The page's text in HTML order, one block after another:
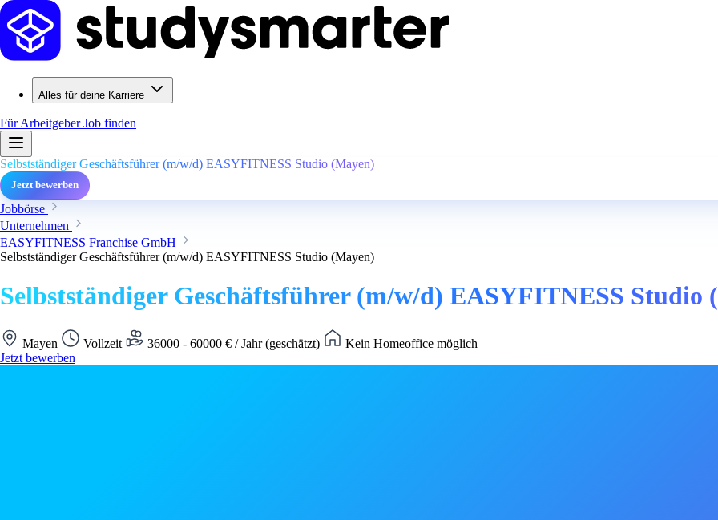
Alles für deine Karriere
Für ArbeitgeberJob finden
Selbstständiger Geschäftsführer (m/w/d) EASYFITNESS Studio (Mayen)
Jetzt bewerben
Jobbörse
Unternehmen
EASYFITNESS Franchise GmbH
Selbstständiger Geschäftsführer (m/w/d) EASYFITNESS Studio (Mayen)
Selbstständiger Geschäftsführer (m/w/d) EASYFITNESS Studio
Mayen Vollzeit 36000 - 60000 € / Jahr (geschätzt)
Kein Homeoffice möglich
Jetzt bewerben